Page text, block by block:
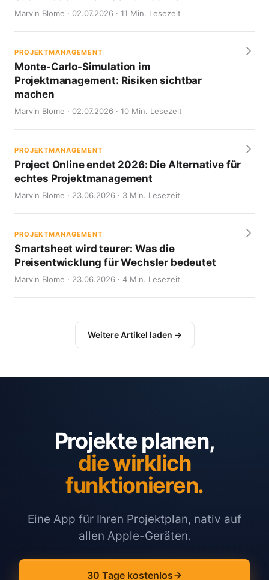
Marvin Blome · 02.07.2026 · 11 Min. Lesezeit
PROJEKTMANAGEMENT
Monte-Carlo-Simulation im
Projektmanagement: Risiken sichtbar
machen
Marvin Blome · 02.07.2026 · 10 Min. Lesezeit
PROJEKTMANAGEMENT
Project Online endet 2026: Die Alternative für
echtes Projektmanagement
Marvin Blome · 23.06.2026 · 3 Min. Lesezeit
PROJEKTMANAGEMENT
Smartsheet wird teurer: Was die
Preisentwicklung für Wechsler bedeutet
Marvin Blome · 23.06.2026 · 4 Min. Lesezeit
Weitere Artikel laden →
Projekte planen,
die wirklich
funktionieren.
Eine App für Ihren Projektplan, nativ auf
allen Apple-Geräten.
30 Tage kostenlos